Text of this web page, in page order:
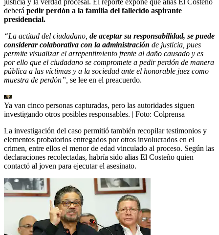
deberá pedir perdón a la familia del fallecido aspirante
presidencial.
“La actitud del ciudadano, de aceptar su responsabilidad, se puede
considerar colaborativa con la administración de justicia, pues
permite visualizar el arrepentimiento frente al daño causado y es
por ello que el ciudadano se compromete a pedir perdón de manera
pública a las víctimas y a la sociedad ante el honorable juez como
muestra de perdón”, se lee en el preacuerdo.
Ya van cinco personas capturadas, pero las autoridades siguen
investigando otros posibles responsables. | Foto: Colprensa
La investigación del caso permitió también recopilar testimonios y
elementos probatorios entregados por otros involucrados en el
crimen, entre ellos el menor de edad vinculado al proceso. Según las
declaraciones recolectadas, habría sido alias El Costeño quien
contactó al joven para ejecutar el asesinato.